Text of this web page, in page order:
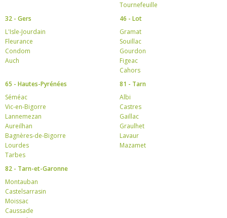
Tournefeuille
32 - Gers
L'Isle-Jourdain
Fleurance
Condom
Auch
46 - Lot
Gramat
Souillac
Gourdon
Figeac
Cahors
65 - Hautes-Pyrénées
Séméac
Vic-en-Bigorre
Lannemezan
Aureilhan
Bagnères-de-Bigorre
Lourdes
Tarbes
81 - Tarn
Albi
Castres
Gaillac
Graulhet
Lavaur
Mazamet
82 - Tarn-et-Garonne
Montauban
Castelsarrasin
Moissac
Caussade